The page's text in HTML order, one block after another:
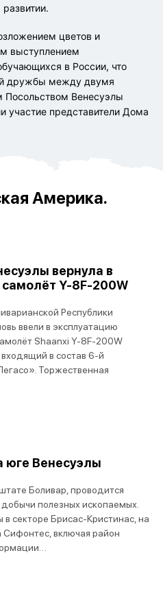
цветов и
выступлением
в России, что
дружбы между двумя
Посольством Венесуэлы
участие представители Дома
Америка.
вернула в
Y-8F-200W
Республики
ввели в эксплуатацию
Shaanxi Y-8F-200W
в состав 6-й
Торжественная
юге Венесуэлы
Боливар, проводится
полезных ископаемых.
секторе Брисас-Кристинас, на
включая район